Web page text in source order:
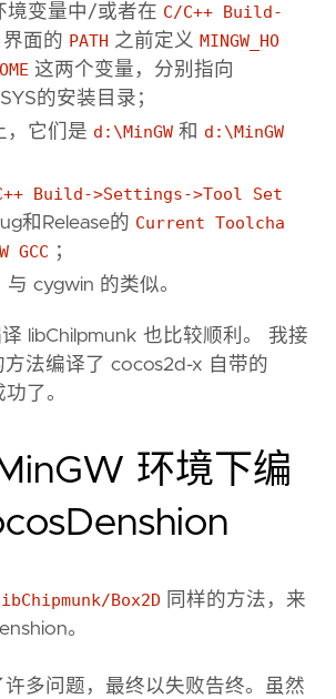
境变量中/或者在 C/C++ Build-
界面的 PATH 之前定义 MINGW_HO
这两个变量，分别指向
的安装目录；
，它们是 d:\MinGW 和 d:\MinGW
Build->Settings->Tool Set
和Release的 Current Toolcha
GCC ；
cygwin 的类似。
libChilpmunk 也比较顺利。 我接
法编译了 cocos2d-x 自带的
了。
环境下编
Box2D 同样的方法，来
。
多问题，最终以失败告终。虽然